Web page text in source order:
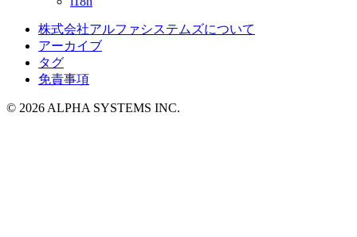
株式会社アルファシステムズについて
アーカイブ
タグ
免責事項
© 2026 ALPHA SYSTEMS INC.